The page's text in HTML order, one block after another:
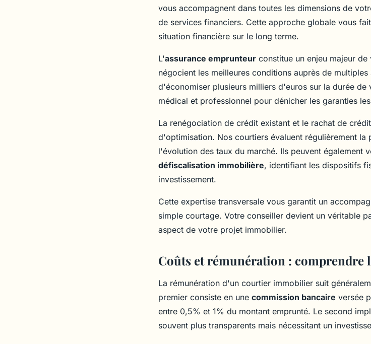
vous accompagnent dans toutes les dimensions de
de services financiers. Cette approche globale vous
situation financière sur le long terme.
L'assurance emprunteur constitue un enjeu majeur
négocient les meilleures conditions auprès de
d'économiser plusieurs milliers d'euros sur la durée
médical et professionnel pour dénicher les garanties
La renégociation de crédit existant et le rachat de
d'optimisation. Nos courtiers évaluent régulièrement la
l'évolution des taux du marché. Ils peuvent également
défiscalisation immobilière, identifiant les dispositifs
investissement.
Cette expertise transversale vous garantit un
simple courtage. Votre conseiller devient un véritable
aspect de votre projet immobilier.
Coûts et rémunération : comprendre
La rémunération d'un courtier immobilier suit
premier consiste en une commission bancaire versée
entre 0,5% et 1% du montant emprunté. Le second
souvent plus transparents mais nécessitant un